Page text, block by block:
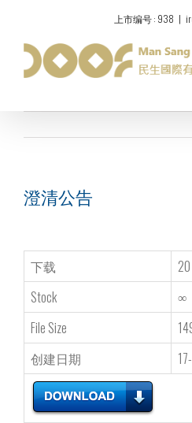
上市编号 : 938 |
澄清公告
下载
20
Stock
∞
File Size
创建日期